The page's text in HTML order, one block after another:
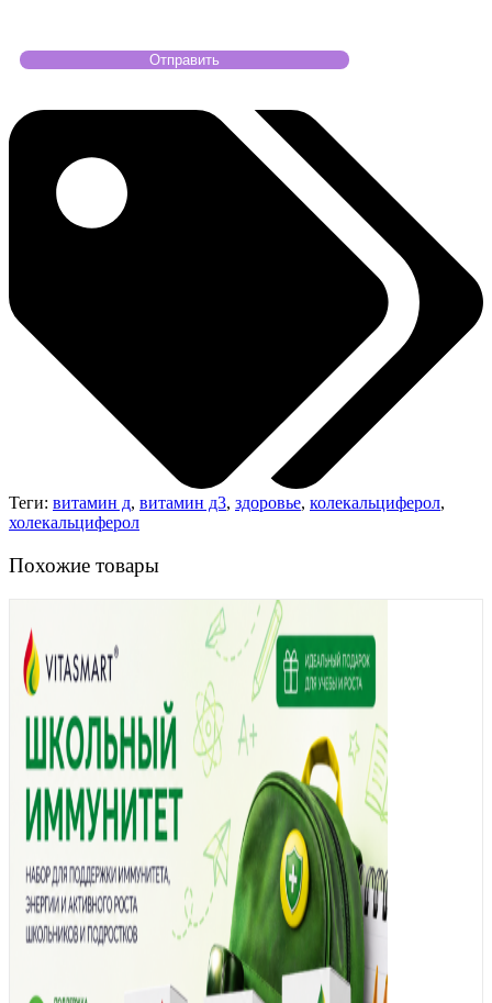
Теги: витамин д, витамин д3, здоровье, колекальциферол,
холекальциферол
Похожие товары